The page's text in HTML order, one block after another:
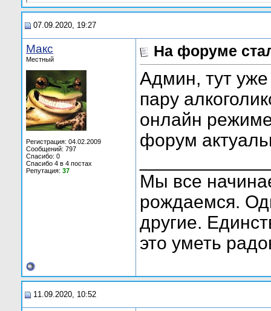
07.09.2020, 19:27
Макс
Местный
Регистрация: 04.02.2009
Сообщений: 797
Спасибо: 0
Спасибо 4 в 4 постах
Репутация: 37
На форуме
Админ, тут
пару
онлайн
форум
Мы все
рождаемся.
другие.
это уметь
11.09.2020, 10:52